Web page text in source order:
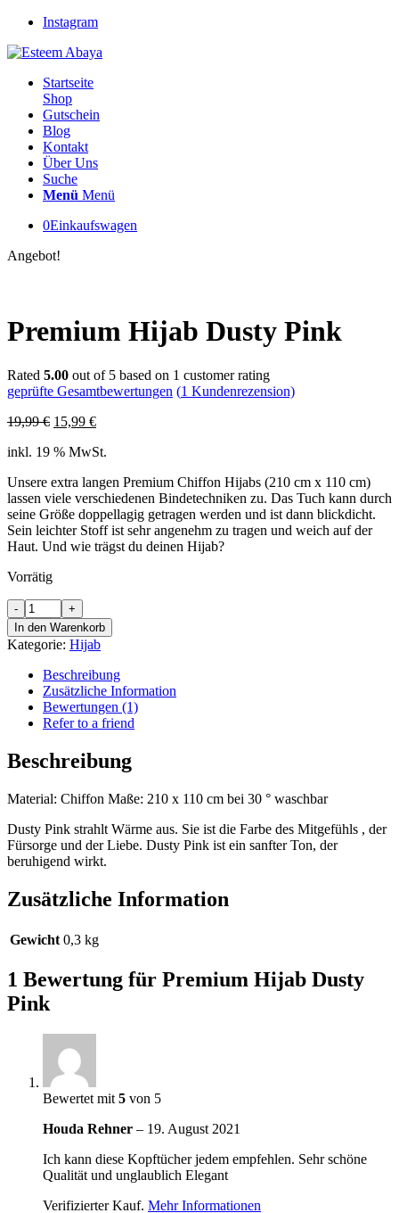
Instagram
Startseite
Shop
Gutschein
Blog
Kontakt
Über Uns
Suche
Menü Menü
0Einkaufswagen
Angebot!
Premium Hijab Dusty Pink
Rated 5.00 out of 5 based on 1 customer rating
geprüfte Gesamtbewertungen (1 Kundenrezension)
19,99€ 15,99 €
inkl. 19 % MwSt.
Unsere extra langen Premium Chiffon Hijabs (210 cm x 110 cm)
lassen viele verschiedenen Bindetechniken zu. Das Tuch kann durch
seine Größe doppellagig getragen werden und ist dann blickdicht.
Sein leichter Stoff ist sehr angenehm zu tragen und weich auf der
Haut. Und wie trägst du deinen Hijab?
Vorrätig
Premium
Hijab
Dusty
Pink
quantity
In den Warenkorb
Kategorie: Hijab
Beschreibung
Zusätzliche Information
Bewertungen (1)
Refer to a friend
Beschreibung
Material: Chiffon Maße: 210 x 110 cm bei 30 ° waschbar
Dusty Pink strahlt Wärme aus. Sie ist die Farbe des Mitgefühls , der
Fürsorge und der Liebe. Dusty Pink ist ein sanfter Ton, der
beruhigend wirkt.
Zusätzliche Information
Gewicht 0,3 kg
1 Bewertung für Premium Hijab Dusty
Pink
Bewertet mit 5 von 5
Houda Rehner – 19. August 2021
Ich kann diese Kopftücher jedem empfehlen. Sehr schöne
Qualität und unglaublich Elegant
Verifizierter Kauf. Mehr Informationen